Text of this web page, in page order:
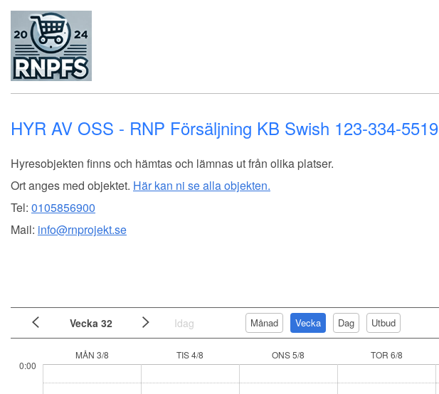
HYR AV OSS - RNP Försäljning KB Swish 123-334-5519
Hyresobjekten finns och hämtas och lämnas ut från olika platser.
Ort anges med objektet. Här kan ni se alla objekten.
Tel: 0105856900
Mail: info@rnprojekt.se
Vecka 32 Idag Månad Vecka Dag Utbud
MÅN 3/8 TIS 4/8 ONS 5/8 TOR 6/8
0:00